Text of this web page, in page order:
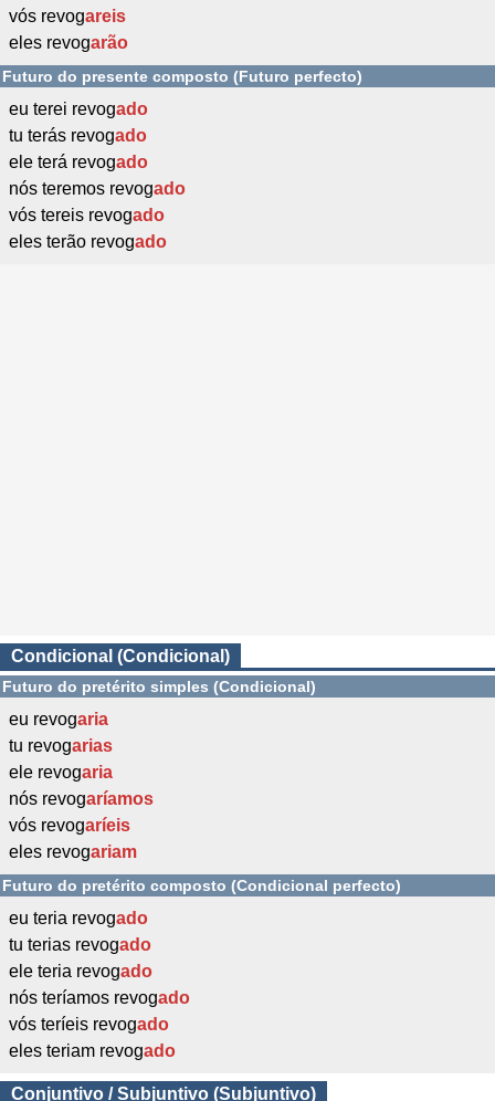
vós revogareis
eles revogarão
Futuro do presente composto (Futuro perfecto)
eu terei revogado
tu terás revogado
ele terá revogado
nós teremos revogado
vós tereis revogado
eles terão revogado
Condicional (Condicional)
Futuro do pretérito simples (Condicional)
eu revogaria
tu revogarias
ele revogaria
nós revogaríamos
vós revogaríeis
eles revogariam
Futuro do pretérito composto (Condicional perfecto)
eu teria revogado
tu terias revogado
ele teria revogado
nós teríamos revogado
vós teríeis revogado
eles teriam revogado
Conjuntivo / Subjuntivo (Subjuntivo)